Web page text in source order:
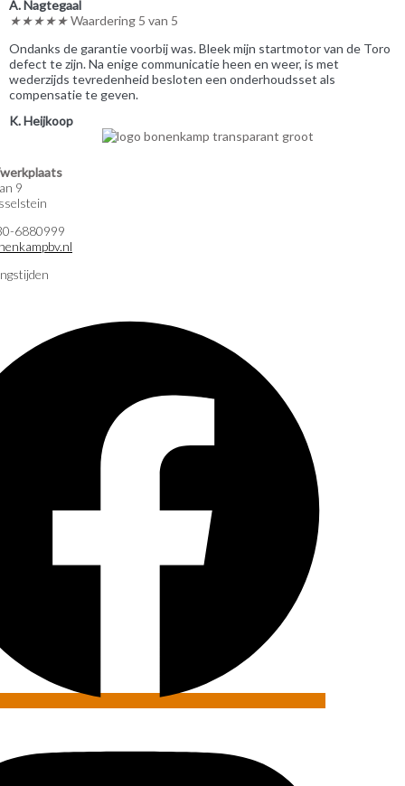
A. Nagtegaal
★★★★★Waardering 5 van 5
Ondanks de garantie voorbij was. Bleek mijn startmotor van de Toro
defect te zijn. Na enige communicatie heen en weer, is met
wederzijds tevredenheid besloten een onderhoudsset als
compensatie te geven.
K. Heijkoop
9
6880999